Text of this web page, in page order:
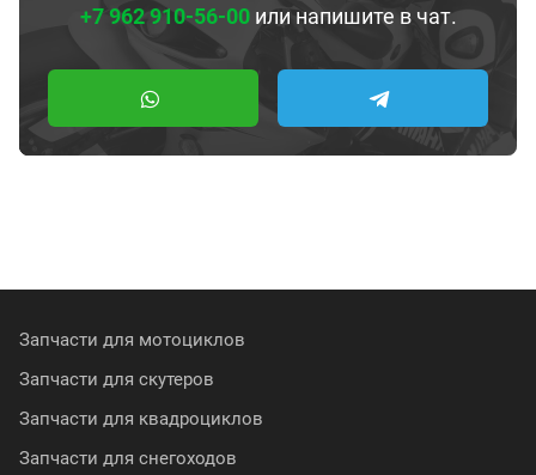
+7 962 910-56-00или напишите в чат.
Запчасти для мотоциклов
Запчасти для скутеров
Запчасти для квадроциклов
Запчасти для снегоходов